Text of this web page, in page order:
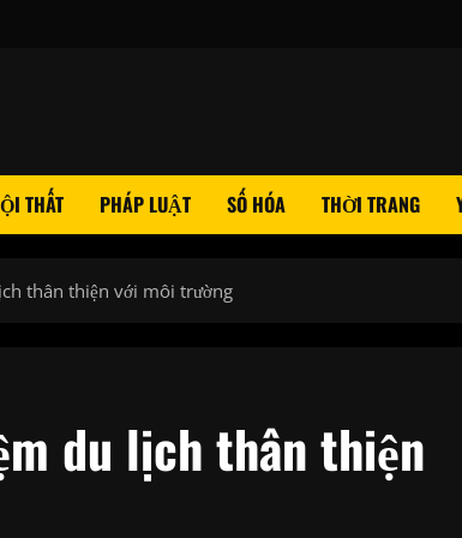
THẤT PHÁP LUẬT SỐ HÓA THỜI TRANG
thân thiện với môi trường
du lịch thân thiện